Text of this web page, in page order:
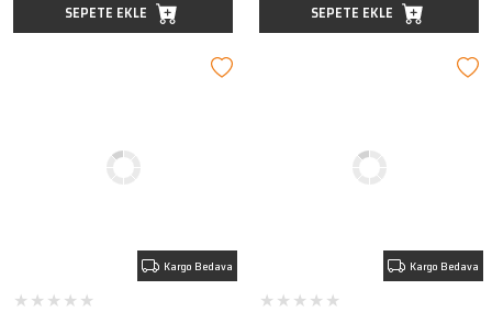
SEPETE EKLE SEPETE EKLE
Kargo Bedava Kargo Bedava